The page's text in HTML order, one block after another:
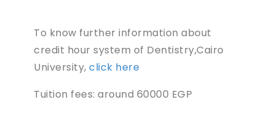
To know further information about
credit hour system of Dentistry,Cairo
University, click here
Tuition fees: around 60000 EGP